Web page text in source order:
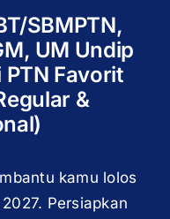
SBMPTN,
UM Undip
Favorit
&
kamu lolos
Persiapkan